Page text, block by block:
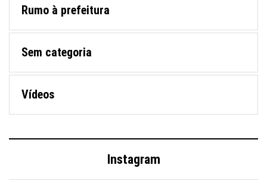
Rumo à prefeitura
Sem categoria
Vídeos
Instagram